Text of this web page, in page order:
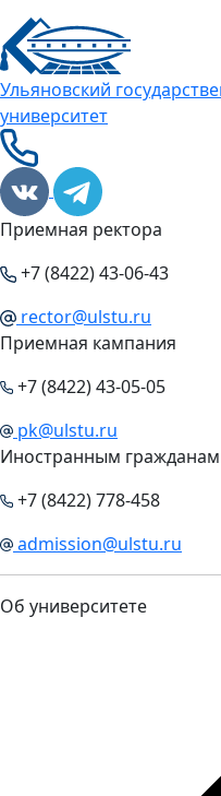
Ульяновский
университет
Приемная ректора
+7 (8422) 43-06-43
rector@ulstu.ru
Приемная кампания
+7 (8422) 43-05-05
pk@ulstu.ru
Иностранным гражданам
+7 (8422) 778-458
admission@ulstu.ru
Об университете